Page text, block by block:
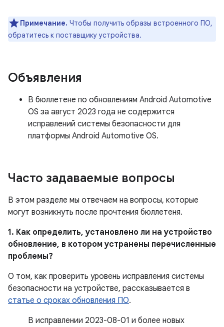
Примечание. Чтобы получить образы встроенного ПО,
обратитесь к поставщику устройства.
Объявления
В бюллетене по обновлениям Android Automotive
OS за август 2023 года не содержится
исправлений системы безопасности для
платформы Android Automotive OS.
Часто задаваемые вопросы
В этом разделе мы отвечаем на вопросы, которые
могут возникнуть после прочтения бюллетеня.
1. Как определить, установлено ли на устройство
обновление, в котором устранены перечисленные
проблемы?
О том, как проверить уровень исправления системы
безопасности на устройстве, рассказывается в
статье о сроках обновления ПО.
В исправлении 2023-08-01 и более новых